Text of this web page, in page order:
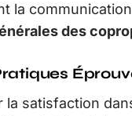
la
des
la satisfaction